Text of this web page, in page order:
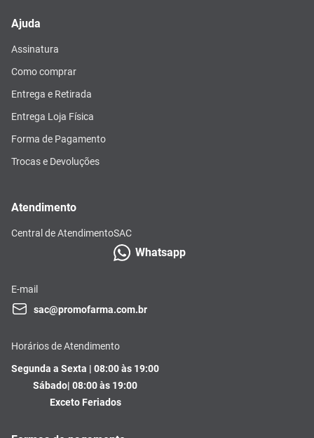
Ajuda
Assinatura
Como comprar
Entrega e Retirada
Entrega Loja Física
Forma de Pagamento
Trocas e Devoluções
Atendimento
Central de AtendimentoSAC
Whatsapp
E-mail
sac@promofarma.com.br
Horários de Atendimento
Segunda a Sexta | 08:00 às 19:00
Sábado| 08:00 às 19:00
Exceto Feriados